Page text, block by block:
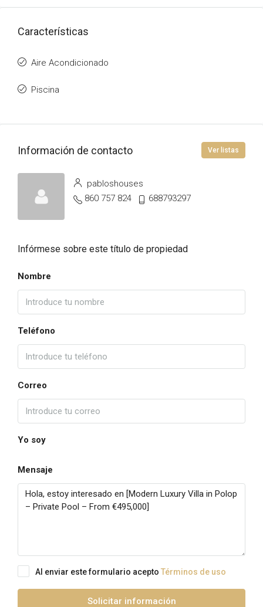
Características
Aire Acondicionado
Piscina
Información de contacto Ver listas
pabloshouses
860 757 824
688793297
Infórmese sobre este título de propiedad
Nombre
Teléfono
Correo
Yo soy
Mensaje
Al enviar este formulario acepto Términos de uso
Solicitar información